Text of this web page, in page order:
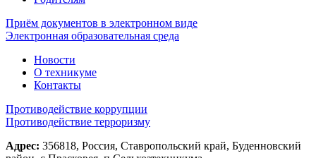
Приём документов в электронном виде
Электронная образовательная среда
Новости
О техникуме
Контакты
Противодействие коррупции
Противодействие терроризму
Адрес: 356818, Россия, Ставропольский край, Буденновский